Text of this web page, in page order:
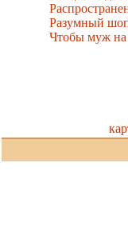
Разумный
Чтобы муж на